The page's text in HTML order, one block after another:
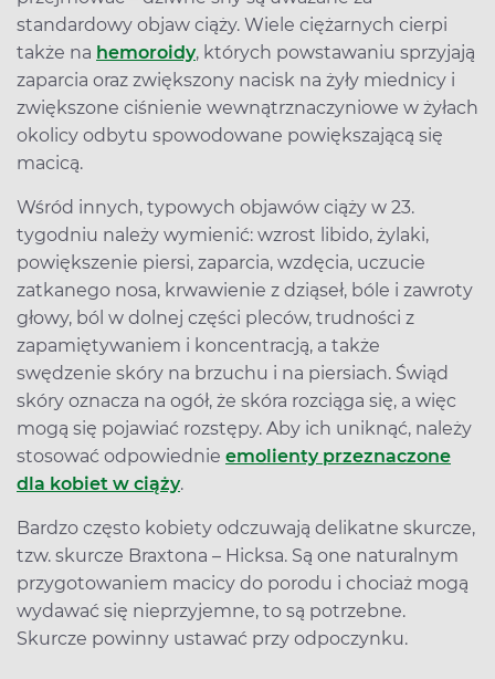
standardowy objaw ciąży. Wiele ciężarnych cierpi
także na hemoroidy, których powstawaniu sprzyjają
zaparcia oraz zwiększony nacisk na żyły miednicy i
zwiększone ciśnienie wewnątrznaczyniowe w żyłach
okolicy odbytu spowodowane powiększającą się
macicą.
Wśród innych, typowych objawów ciąży w 23.
tygodniu należy wymienić: wzrost libido, żylaki,
powiększenie piersi, zaparcia, wzdęcia, uczucie
zatkanego nosa, krwawienie z dziąseł, bóle i zawroty
głowy, ból w dolnej części pleców, trudności z
zapamiętywaniem i koncentracją, a także
swędzenie skóry na brzuchu i na piersiach. Świąd
skóry oznacza na ogół, że skóra rozciąga się, a więc
mogą się pojawiać rozstępy. Aby ich uniknąć, należy
stosować odpowiednie emolienty przeznaczone
dla kobiet w ciąży.
Bardzo często kobiety odczuwają delikatne skurcze,
tzw. skurcze Braxtona – Hicksa. Są one naturalnym
przygotowaniem macicy do porodu i chociaż mogą
wydawać się nieprzyjemne, to są potrzebne.
Skurcze powinny ustawać przy odpoczynku.